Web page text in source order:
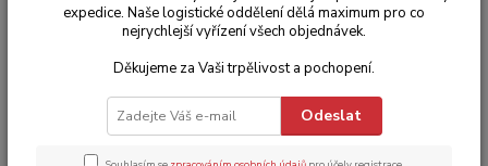
Nejprodávanější
Sada vrtáků a sekáčů D-42444 Makita - 17 dílů, SDS-plus
expedice. Naše logistické oddělení dělá maximum pro co
nejrychlejší vyřízení všech objednávek.
Děkujeme za Vaši trpělivost a pochopení.
Odeslat